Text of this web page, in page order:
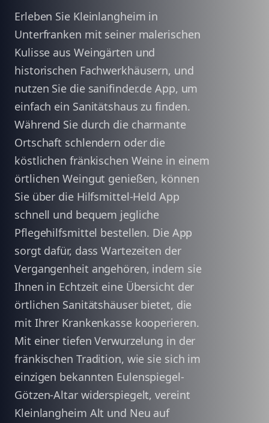
Erleben Sie Kleinlangheim in
Unterfranken mit seiner malerischen
Kulisse aus Weingärten und
historischen Fachwerkhäusern, und
nutzen Sie die sanifinder.de App, um
einfach ein Sanitätshaus zu finden.
Während Sie durch die charmante
Ortschaft schlendern oder die
köstlichen fränkischen Weine in einem
örtlichen Weingut genießen, können
Sie über die Hilfsmittel-Held App
schnell und bequem jegliche
Pflegehilfsmittel bestellen. Die App
sorgt dafür, dass Wartezeiten der
Vergangenheit angehören, indem sie
Ihnen in Echtzeit eine Übersicht der
örtlichen Sanitätshäuser bietet, die
mit Ihrer Krankenkasse kooperieren.
Mit einer tiefen Verwurzelung in der
fränkischen Tradition, wie sie sich im
einzigen bekannten Eulenspiegel-
Götzen-Altar widerspiegelt, vereint
Kleinlangheim Alt und Neu auf